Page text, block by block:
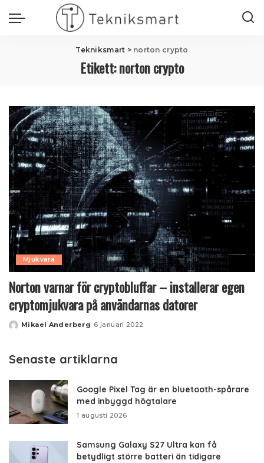
Tekniksmart > norton crypto
Etikett:norton crypto
Mjukvara
Norton varnar för cryptobluffar – installerar egen
cryptomjukvara på användarnas datorer
Posted
Mikael Anderberg 6 januari 2022
Senaste artiklarna
Google Pixel Tag är en bluetooth-spårare
med inbyggd högtalare
1 augusti 2026
Samsung Galaxy S27 Ultra kan få
betydligt större batteri än tidigare